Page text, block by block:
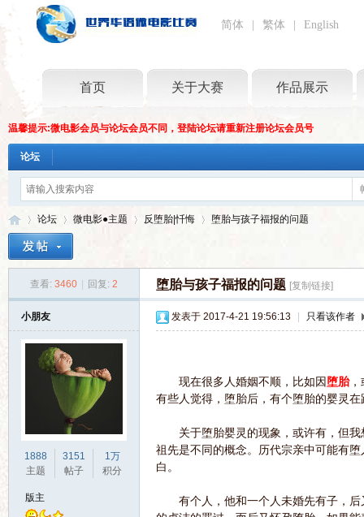
简体 繁体 English
首页 关于大赛 作品展示
温馨提示:微电影会员与论坛会员不同，登陆论坛请重新注册论坛会员号
论坛
论坛
›
微电影●主题 反堕胎|忏悔
›
堕胎与孩子福报的问题
查看: 3460 回复: 2 堕胎与孩子福报的问题 [复制链接]
小朋友
1888
主题
3151
帖子
1万
积分
版主
发表于 2017-4-21 19:56:13 只看该作者
现在很多人婚姻不顺，比如因堕胎，
有些人觉得，堕胎后，有个堕胎的婴灵
关于堕胎婴灵的现象，或许有，但我
祖先是不同的概念。历代宗亲中可能有
白。
有个人，他和一个人未婚先有子，后